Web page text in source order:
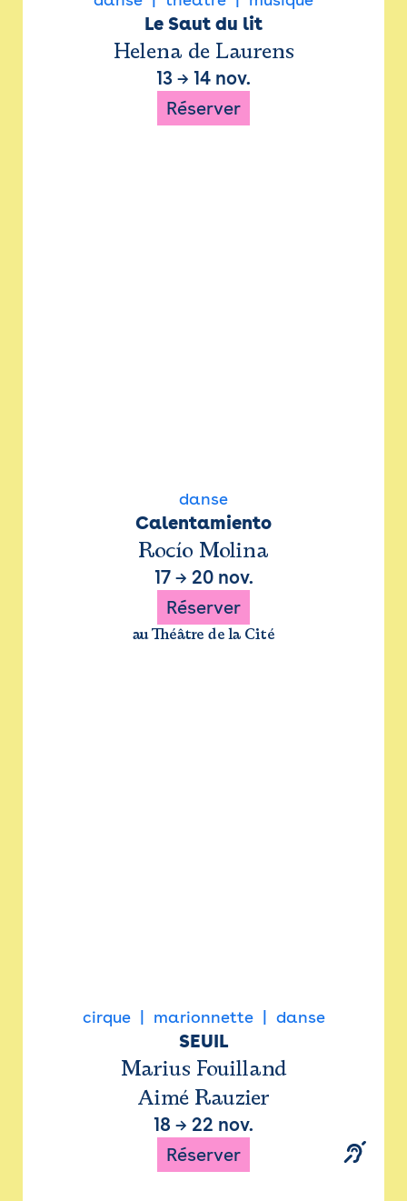
Le Saut du lit
Helena de Laurens
13 → 14 nov.
Réserver
danse
Calentamiento
Rocío Molina
17→ 20 nov.
Réserver
au Théâtre de la Cité
cirque marionnette danse
SEUIL
Marius Fouilland
Aimé Rauzier
18 → 22 nov.
Réserver